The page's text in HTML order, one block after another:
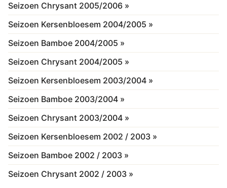
Seizoen Chrysant 2005/2006 »
Seizoen Kersenbloesem 2004/2005 »
Seizoen Bamboe 2004/2005 »
Seizoen Chrysant 2004/2005 »
Seizoen Kersenbloesem 2003/2004 »
Seizoen Bamboe 2003/2004 »
Seizoen Chrysant 2003/2004 »
Seizoen Kersenbloesem 2002 / 2003 »
Seizoen Bamboe 2002 / 2003 »
Seizoen Chrysant 2002 / 2003 »